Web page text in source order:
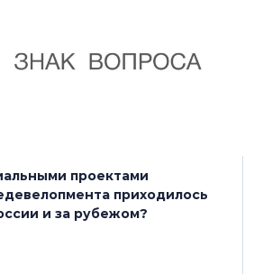
проектами
приходилось
и за рубежом?